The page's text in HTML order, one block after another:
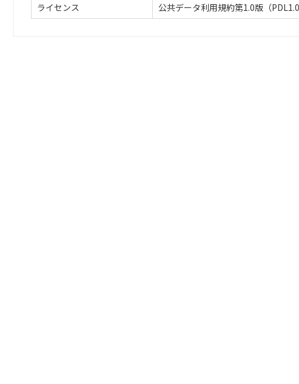
ライセンス 公共データ利用規約第1.0版（PDL1.0